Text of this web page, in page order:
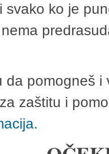
svako ko je
da pomogneš
zaštitu i